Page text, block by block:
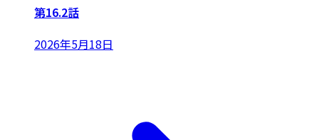
第16.2話
2026年5月18日